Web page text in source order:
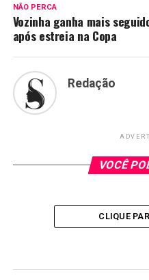
NÃO PERCA
Vozinha ganha mais
após estreia na Copa
Redação
VOCÊ
CLIQUE